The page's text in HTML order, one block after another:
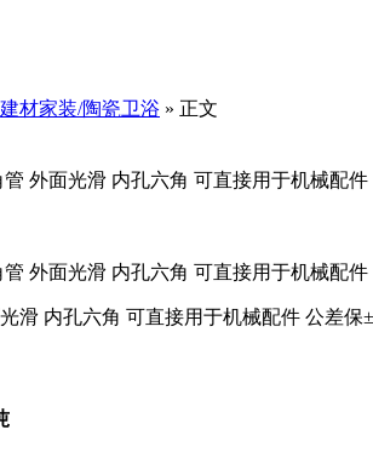
建材家装/陶瓷卫浴 » 正文
滑 内孔六角 可直接用于机械配件 公差保